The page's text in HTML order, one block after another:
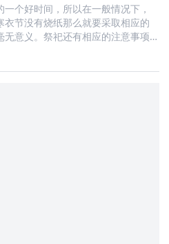
个好时间，所以在一般情况下，
节没有烧纸那么就要采取相应的
意义。祭祀还有相应的注意事项